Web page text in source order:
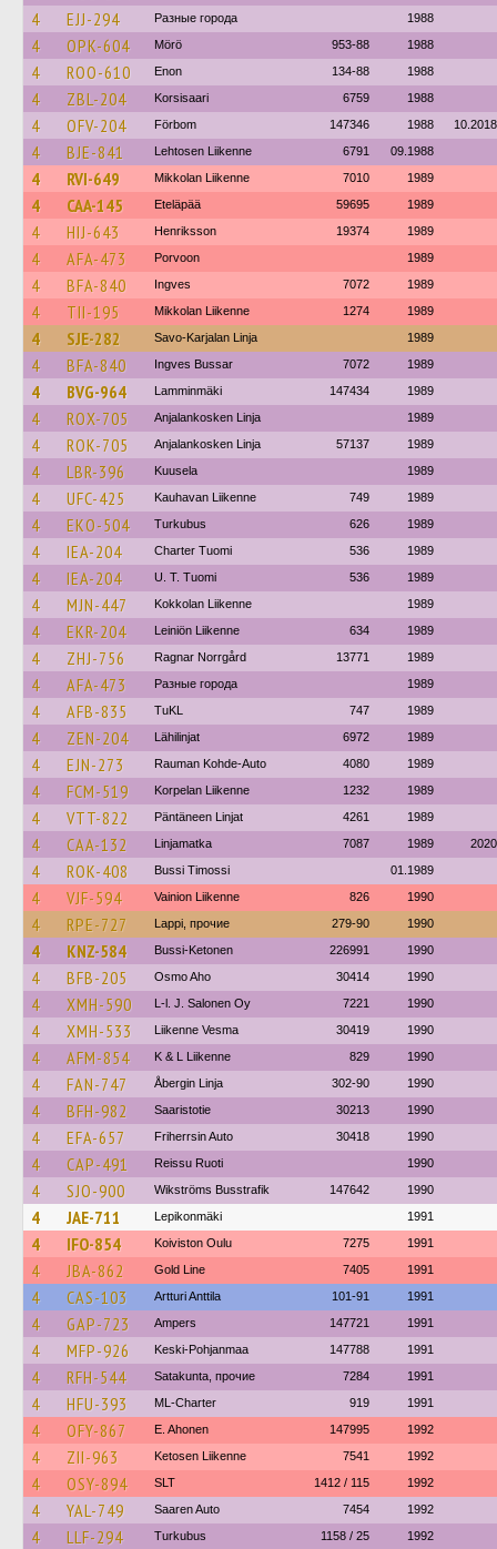
4
EJJ-294 Разные города 1988
4 OPK-604 Mörö 953-88 1988
4 ROO-610 Enon 134-88 1988
4 ZBL-204 Korsisaari 6759 1988
4 OFV-204 Förbom 147346 1988 10.2018
4 BJE-841 Lehtosen Liikenne 6791 09.1988
4 RVI-649 Mikkolan Liikenne 7010 1989
4 CAA-145 Eteläpää 59695 1989
4 HIJ-643 Henriksson 19374 1989
4 AFA-473 Porvoon 1989
4 BFA-840 Ingves 7072 1989
4 TII-195 Mikkolan Liikenne 1274 1989
4 SJE-282 Savo-Karjalan Linja 1989
4 BFA-840 Ingves Bussar 7072 1989
4 BVG-964 Lamminmäki 147434 1989
4 ROX-705 Anjalankosken Linja 1989
4 ROK-705 Anjalankosken Linja 57137 1989
4 LBR-396 Kuusela 1989
4 UFC-425 Kauhavan Liikenne 749 1989
4 EKO-504 Turkubus 626 1989
4 IEA-204 Charter Tuomi 536 1989
4 IEA-204 U. T. Tuomi 536 1989
4 MJN-447 Kokkolan Liikenne 1989
4 EKR-204 Leiniön Liikenne 634 1989
4 ZHJ-756 Ragnar Norrgård 13771 1989
4 AFA-473 Разные города 1989
4 AFB-835 TuKL 747 1989
4 ZEN-204 Lähilinjat 6972 1989
4 EJN-273 Rauman Kohde-Auto 4080 1989
4 FCM-519 Korpelan Liikenne 1232 1989
4 VTT-822 Päntäneen Linjat 4261 1989
4 CAA-132 Linjamatka 7087 1989 2020
4 ROK-408 Bussi Timossi 01.1989
4 VJF-594 Vainion Liikenne 826 1990
4 RPE-727 Lappi, прочие 279-90 1990
4 KNZ-584 Bussi-Ketonen 226991 1990
4 BFB-205 Osmo Aho 30414 1990
4 XMH-590 L-l. J. Salonen Oy 7221 1990
4 XMH-533 Liikenne Vesma 30419 1990
4 AFM-854 K & L Liikenne 829 1990
4 FAN-747 Åbergin Linja 302-90 1990
4 BFH-982 Saaristotie 30213 1990
4 EFA-657 Friherrsin Auto 30418 1990
4 CAP-491 Reissu Ruoti 1990
4 SJO-900 Wikströms Busstrafik 147642 1990
4 JAE-711 Lepikonmäki 1991
4 IFO-854 Koiviston Oulu 7275 1991
4 JBA-862 Gold Line 7405 1991
4 CAS-103 Artturi Anttila 101-91 1991
4 GAP-723 Ampers 147721 1991
4 MFP-926 Keski-Pohjanmaa 147788 1991
4 RFH-544 Satakunta, прочие 7284 1991
4 HFU-393 ML-Charter 919 1991
4 OFY-867 E. Ahonen 147995 1992
4 ZII-963 Ketosen Liikenne 7541 1992
4 OSY-894 SLT 1412 / 115 1992
4 YAL-749 Saaren Auto 7454 1992
4 LLF-294 Turkubus 1158 / 25 1992